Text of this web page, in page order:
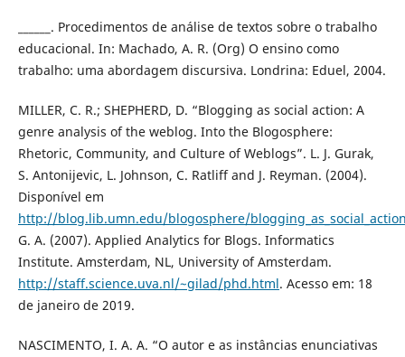
______. Procedimentos de análise de textos sobre o trabalho
educacional. In: Machado, A. R. (Org) O ensino como
trabalho: uma abordagem discursiva. Londrina: Eduel, 2004.
MILLER, C. R.; SHEPHERD, D. “Blogging as social action: A
genre analysis of the weblog. Into the Blogosphere:
Rhetoric, Community, and Culture of Weblogs”. L. J. Gurak,
S. Antonijevic, L. Johnson, C. Ratliff and J. Reyman. (2004).
Disponível em
http://blog.lib.umn.edu/blogosphere/
G. A. (2007). Applied Analytics for Blogs. Informatics
Institute. Amsterdam, NL, University of Amsterdam.
http://staff.science.uva.nl/~gilad/phd.html. Acesso em: 18
de janeiro de 2019.
NASCIMENTO, I. A. A. “O autor e as instâncias enunciativas